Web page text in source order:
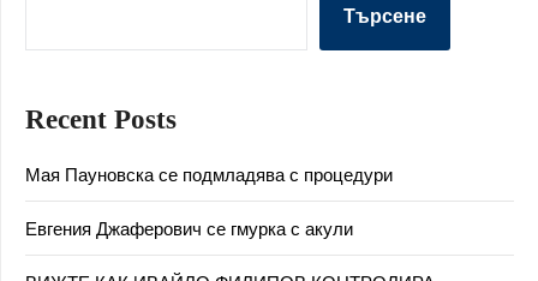
Търсене
Recent Posts
Мая Пауновска се подмладява с процедури
Евгения Джаферович се гмурка с акули